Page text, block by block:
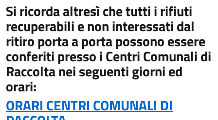
Si ricorda altresì che tutti i rifiuti
recuperabili e non interessati dal
ritiro porta a porta possono essere
conferiti presso i Centri Comunali di
Raccolta nei seguenti giorni ed
orari:
ORARI CENTRI COMUNALI DI